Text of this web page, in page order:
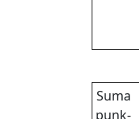
Suma
punk­